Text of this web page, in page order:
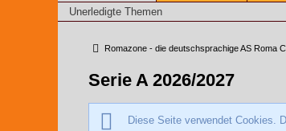
Unerledigte Themen
Romazone - die deutschsprachige AS Roma
Serie A 2026/2027
Diese Seite verwendet Cookies.